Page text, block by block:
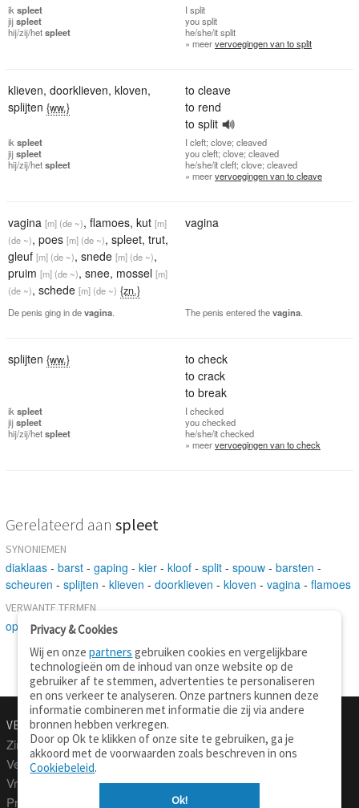
ik spleet
jijspleet
hij/zij/hetspleet
I split
yousplit
he/she/itsplit
» meervervoegingen van to split
klieven, doorklieven, kloven,
splijten {ww.}
to cleave
to rend
to split
ik spleet
jijspleet
hij/zij/hetspleet
I cleft; clove; cleaved
youcleft; clove; cleaved
he/she/itcleft; clove; cleaved
» meervervoegingen van to cleave
vagina [m] (de ~), flamoes, kut [m]
(de ~), poes [m] (de ~), spleet, trut,
gleuf [m] (de ~), snede [m] (de ~),
pruim [m] (de ~), snee, mossel [m]
(de ~), schede [m] (de ~) {zn.}
vagina
De penis ging in devagina The penis entered thevagina
splijten {ww.}
to check
to crack
to break
ik spleet
jijspleet
hij/zij/hetspleet
I checked
youchecked
he/she/itchecked
» meervervoegingen van to check
Gerelateerd aan spleet
SYNONIEMEN
diaklaas - barst - gaping - kier - kloof - split - spouw - barsten -
scheuren - splijten - klieven - doorklieven - kloven - vagina - flamoes
VERWANTE TERMEN
opening-geslachtsorgaan
VERTALEN.NU
Zinnen vertalen
Verklarend woordenboek
Vraagbaak
Professionele vertaling
Over deze site
Privacy
Privacy & Cookies
Wij en onzepartners gebruiken cookies en vergelijkbare
technologieën om de inhoud van onze website op de
gebruiker af te stemmen, advertenties te personaliseren
en ons verkeer te analyseren. Onze partners kunnen deze
informatie combineren met informatie die zij via andere
bronnen hebben verkregen.
Door op Ok te klikken of onze site te gebruiken, ga je
akkoord met de voorwaarden zoals beschreven in ons
Cookiebeleid.
Ok!